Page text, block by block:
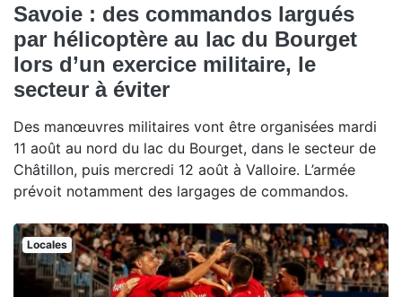
Savoie : des commandos largués
par hélicoptère au lac du Bourget
lors d’un exercice militaire, le
secteur à éviter
Des manœuvres militaires vont être organisées mardi
11 août au nord du lac du Bourget, dans le secteur de
Châtillon, puis mercredi 12 août à Valloire. L’armée
prévoit notamment des largages de commandos.
Locales